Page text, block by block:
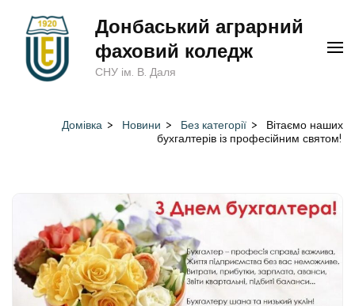
(натисніть
Донбаський аграрний
фаховий коледж
СНУ ім. В. Даля
Домівка > Новини > Без категорії >
Вітаємо наших
бухгалтерів із професійним святом!